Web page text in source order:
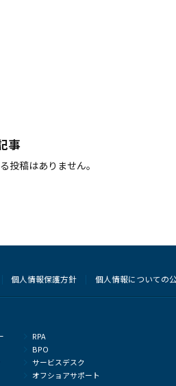
事
投稿はありません。
個人情報保護方針 個人情報についての
RPA
BPO
サービスデスク
オフショアサポート